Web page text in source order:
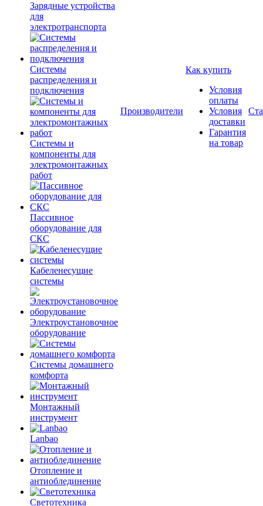
Зарядные устройства
для
электротранспорта
Системы
распределения и
подключения
Системы и
компоненты для
электромонтажных
работ
Пассивное
оборудование для
СКС
Кабеленесущие
системы
Электроустановочное
оборудование
Системы домашнего
комфорта
Монтажный
инструмент
Lanbao
Отопление и
антиоблединение
Светотехника
Производители
Как купить
Условия
оплаты
Условия
доставки
Гарантия
на товар